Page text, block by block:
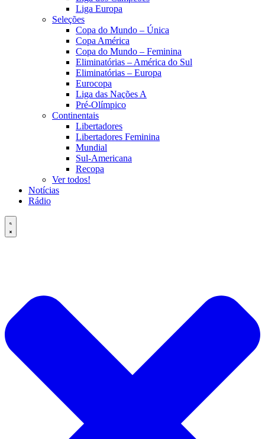
Liga Europa
Seleções
Copa do Mundo – Única
Copa América
Copa do Mundo – Feminina
Eliminatórias – América do Sul
Eliminatórias – Europa
Eurocopa
Liga das Nações A
Pré-Olímpico
Continentais
Libertadores
Libertadores Feminina
Mundial
Sul-Americana
Recopa
Ver todos!
Notícias
Rádio